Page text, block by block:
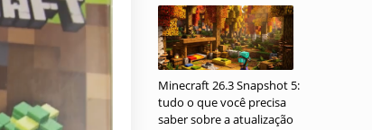
Minecraft 26.3 Snapshot 5:
tudo o que você precisa
saber sobre a atualização